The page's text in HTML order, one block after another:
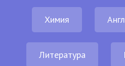
Химия
Литература